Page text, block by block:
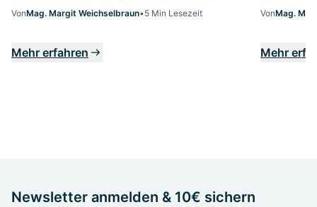
VonMag. Margit Weichselbraun•5 Min Lesezeit
Mehr erfahren
VonMag.
Mehr
Newsletter anmelden & 10€ sichern